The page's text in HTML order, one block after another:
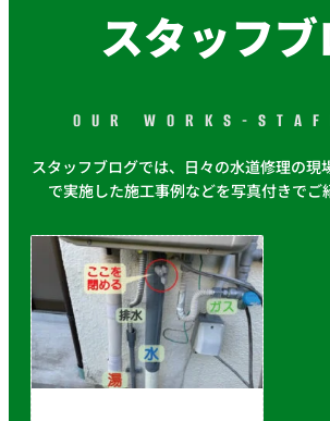
スタッフ
OUR WORKS-
スタッフブログでは、日々の水道修理の現
で実施した施工事例などを写真付きでご